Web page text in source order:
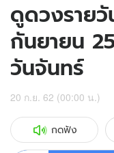
ดูดวงราย
กันยายน
วันจันทร์
20 ก.ย. 62 (00:00 น.)
กดฟัง